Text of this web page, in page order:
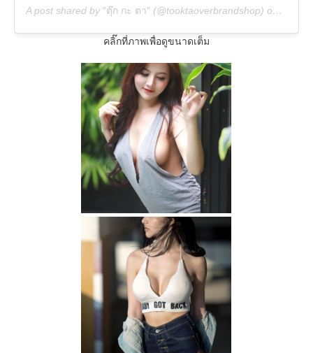
A post shared by "ตุ๊ก กะ ตา" (@tooktaoverbrandshop) on
คลิ๊กที่ภาพเพื่อดูขนาดเต็ม